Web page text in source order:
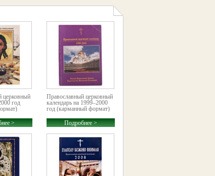
церковный
год
>
Православный церковный
календарь на 1999–2000
год (карманный формат)
Подробнее >